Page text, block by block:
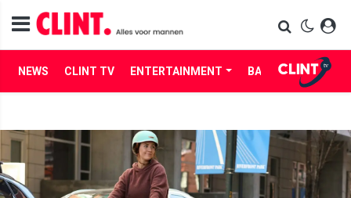
NEWS CLINT TV ENTERTAINMENT BABES LIFE